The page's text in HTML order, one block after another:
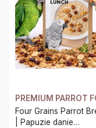
PREMIUM PARROT
Four Grains Parrot
| Papuzie danie